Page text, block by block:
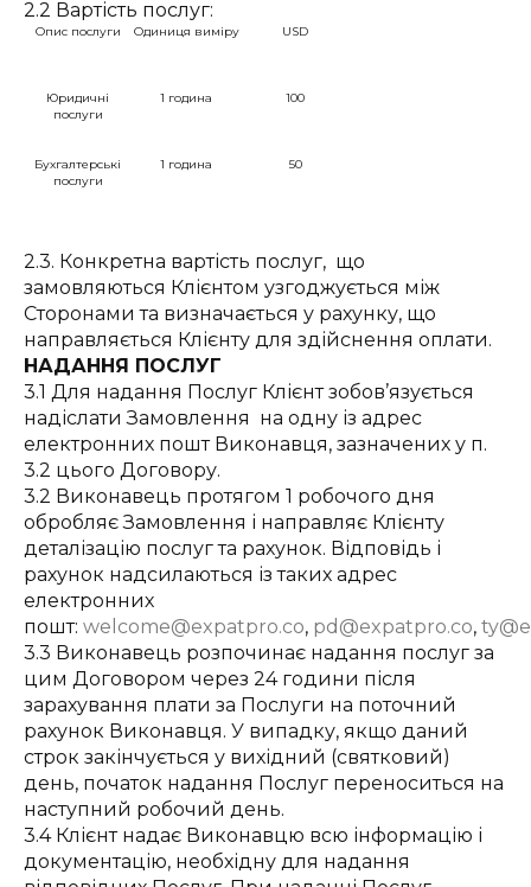
2.2 Вартість послуг:
Опис послуги Одиниця виміру USD
Юридичні
послуги
1 година 100
Бухгалтерські
послуги
1 година 50
2.3. Конкретна вартість послуг, що
замовляються Клієнтом узгоджується між
Сторонами та визначається у рахунку, що
направляється Клієнту для здійснення оплати.
НАДАННЯ ПОСЛУГ
3.1 Для надання Послуг Клієнт зобов’язується
надіслати Замовлення на одну із адрес
електронних пошт Виконавця, зазначених у п.
3.2 цього Договору.
3.2 Виконавець протягом 1 робочого дня
обробляє Замовлення і направляє Клієнту
деталізацію послуг та рахунок. Відповідь і
рахунок надсилаються із таких адрес
електронних
пошт: welcome@expatpro.co, pd@expatpro.co,
3.3 Виконавець розпочинає надання послуг за
цим Договором через 24 години після
зарахування плати за Послуги на поточний
рахунок Виконавця. У випадку, якщо даний
строк закінчується у вихідний (святковий)
день, початок надання Послуг переноситься на
наступний робочий день.
3.4 Клієнт надає Виконавцю всю інформацію і
документацію, необхідну для надання